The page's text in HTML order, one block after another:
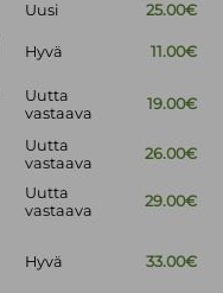
Uusi
25.00€
Hyvä 11.00€
Uutta
vastaava
19.00€
Uutta
vastaava
26.00€
Uutta
vastaava
29.00€
Hyvä 33.00€